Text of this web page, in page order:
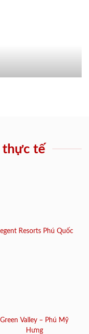
thực tế
Resorts Phú Quốc
Green Valley – Phú Mỹ
Hưng